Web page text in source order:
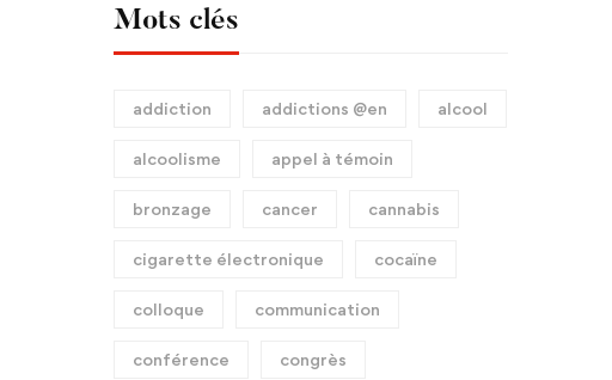
Mots clés
addiction addictions @en alcool
alcoolisme appel à témoin
bronzage cancer cannabis
cigarette électronique cocaïne
colloque communication
conférence congrès